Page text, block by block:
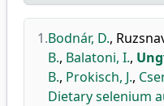
1.Bodnár, D.,
B., Balatoni, I.,
B., Prokisch, J.,
Dietary selenium